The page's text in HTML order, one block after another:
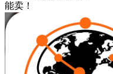
能卖！